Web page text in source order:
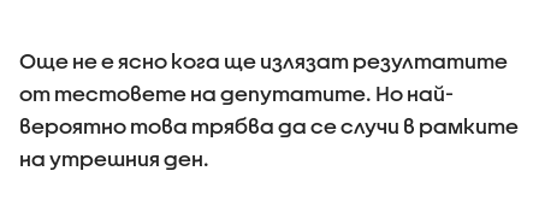
Още не е ясно кога ще излязат резултатите
от тестовете на депутатите. Но най-
вероятно това трябва да се случи в рамките
на утрешния ден.